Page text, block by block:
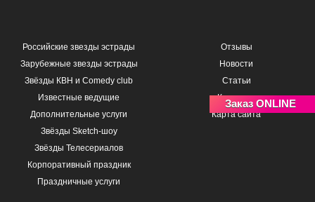
Заказ ONLINE
Российские звезды эстрады
Зарубежные звезды эстрады
Звёзды КВН и Comedy club
Известные ведущие
Дополнительные услуги
Звёзды Sketch-шоу
Звёзды Телесериалов
Корпоративный праздник
Праздничные услуги
Отзывы
Новости
Статьи
Контакты
Карта сайта